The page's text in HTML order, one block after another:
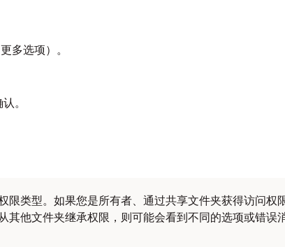
更多选项）。
。
限类型。如果您是所有者、通过共享文件夹获得访问权限
其他文件夹继承权限，则可能会看到不同的选项或错误